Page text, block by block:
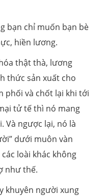
bạn chỉ muốn bạn bè
hiền lương.
thật thà, lương
thức sản xuất cho
phối và chốt lại khi tới
tử tế thì nó mang
Và ngược lại, nó là
dưới muôn vàn
loài khác không
như thế.
khuyên người xung